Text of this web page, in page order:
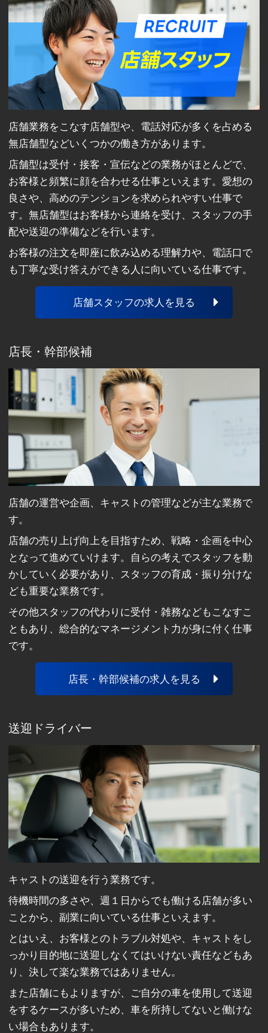
店舗業務をこなす店舗型や、電話対応が多くを占める
無店舗型などいくつかの働き方があります。
店舗型は受付・接客・宣伝などの業務がほとんどで、
お客様と頻繁に顔を合わせる仕事といえます。愛想の
良さや、高めのテンションを求められやすい仕事で
す。無店舗型はお客様から連絡を受け、スタッフの手
配や送迎の準備などを行います。
お客様の注文を即座に飲み込める理解力や、電話口で
も丁寧な受け答えができる人に向いている仕事です。
店舗スタッフの求人を見る
店長・幹部候補
店舗の運営や企画、キャストの管理などが主な業務で
す。
店舗の売り上げ向上を目指すため、戦略・企画を中心
となって進めていけます。自らの考えでスタッフを動
かしていく必要があり、スタッフの育成・振り分けな
ども重要な業務です。
その他スタッフの代わりに受付・雑務などもこなすこ
ともあり、総合的なマネージメント力が身に付く仕事
です。
店長・幹部候補の求人を見る
送迎ドライバー
キャストの送迎を行う業務です。
待機時間の多さや、週１日からでも働ける店舗が多い
ことから、副業に向いている仕事といえます。
とはいえ、お客様とのトラブル対処や、キャストをし
っかり目的地に送迎しなくてはいけない責任などもあ
り、決して楽な業務ではありません。
また店舗にもよりますが、ご自分の車を使用して送迎
をするケースが多いため、車を所持してないと働けな
い場合もあります。